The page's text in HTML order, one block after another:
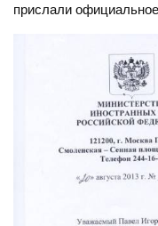
прислали